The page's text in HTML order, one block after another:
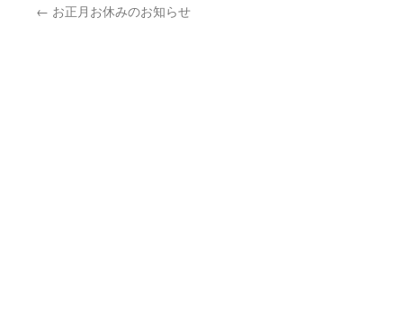
← お正月お休みのお知らせ